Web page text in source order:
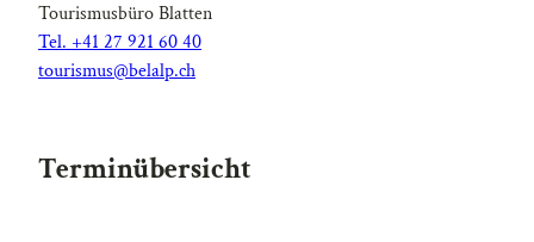
Tourismusbüro Blatten
Tel. +41 27 921 60 40
tourismus@belalp.ch
Terminübersicht